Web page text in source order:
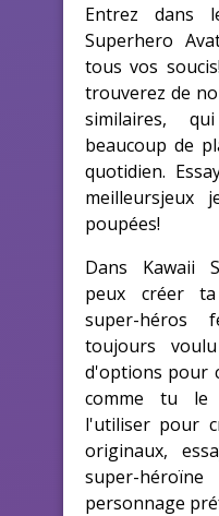
Entrez dans
Superhero
tous vos
trouverez de
similaires,
beaucoup de
quotidien.
meilleursjeux
poupées!
Dans Kawaii
peux créer
super-
toujours
d'options pour
comme tu le
l'utiliser pour
originaux,
super-
personnage